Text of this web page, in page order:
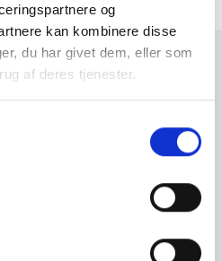
og
kan kombinere disse
du har givet dem, eller som
af deres tjenester.
i